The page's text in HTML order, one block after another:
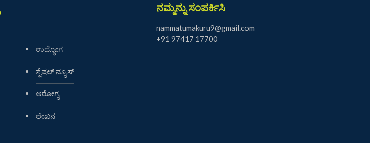
ಉದ್ಯೋಗ
ಸ್ಪೆಷಲ್ ನ್ಯೂಸ್
ಆರೋಗ್ಯ
ಲೇಖನ
ನಮ್ಮನ್ನು ಸಂಪರ್ಕಿಸಿ
nammatumakuru9@gmail.com
+91 97417 17700